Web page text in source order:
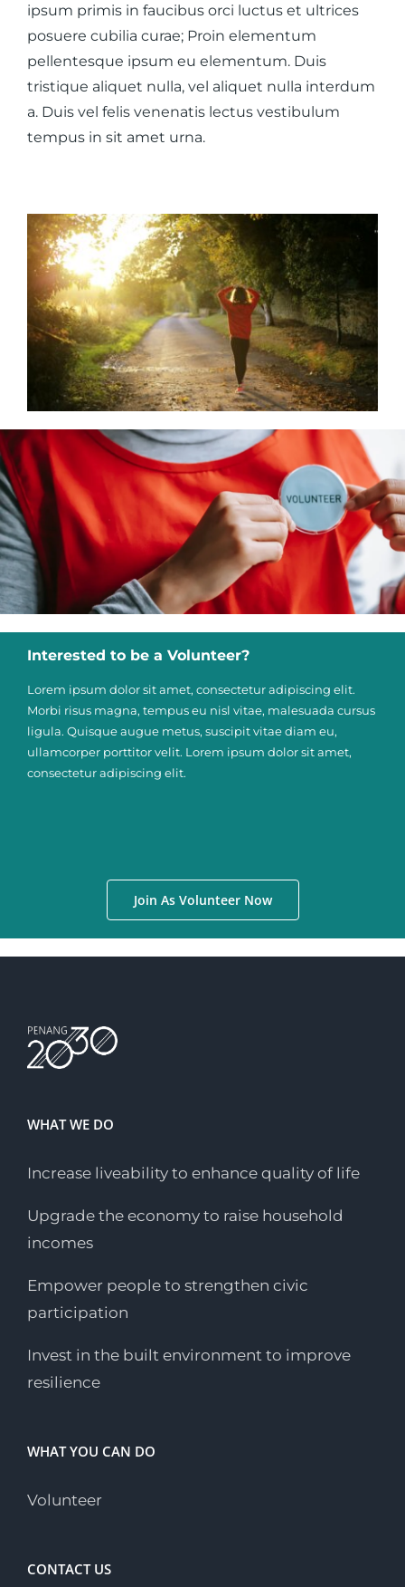
ipsum primis in faucibus orci luctus et ultrices
posuere cubilia curae; Proin elementum
pellentesque ipsum eu elementum. Duis
tristique aliquet nulla, vel aliquet nulla interdum
a. Duis vel felis venenatis lectus vestibulum
tempus in sit amet urna.
Interested to be a Volunteer?
Lorem ipsum dolor sit amet, consectetur adipiscing elit.
Morbi risus magna, tempus eu nisl vitae, malesuada cursus
ligula. Quisque augue metus, suscipit vitae diam eu,
ullamcorper porttitor velit. Lorem ipsum dolor sit amet,
consectetur adipiscing elit.
Join As Volunteer Now
WHAT WE DO
Increase liveability to enhance quality of life
Upgrade the economy to raise household
incomes
Empower people to strengthen civic
participation
Invest in the built environment to improve
resilience
WHAT YOU CAN DO
Volunteer
CONTACT US